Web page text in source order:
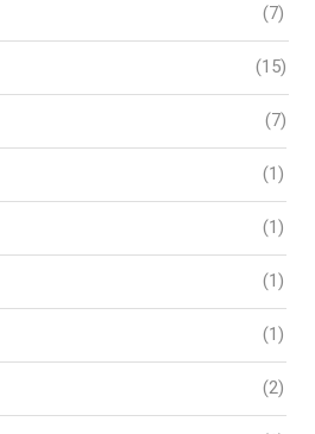
(7)
(15)
(7)
(1)
(1)
(1)
(1)
(2)